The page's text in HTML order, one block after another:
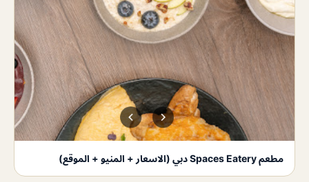
مطعم Spaces Eatery دبي (الاسعار + المنيو + الموقع)